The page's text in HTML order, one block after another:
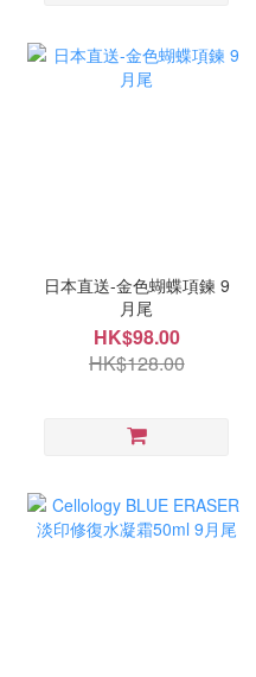
日本直送-金色蝴蝶項鍊 9
月尾
HK$98.00
HK$128.00